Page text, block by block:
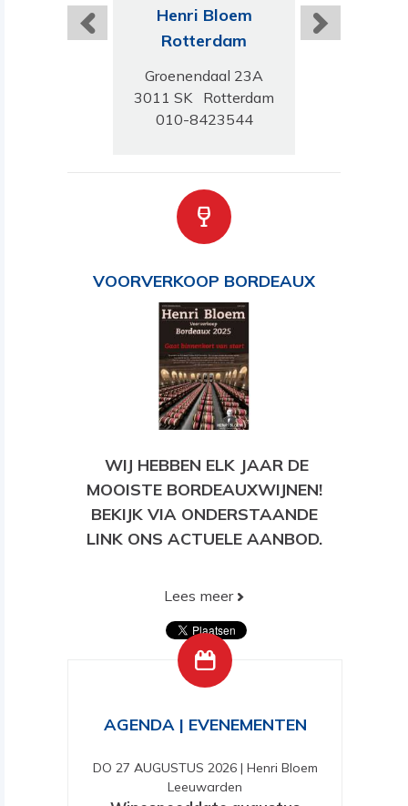
Henri Bloem
Rotterdam
Groenendaal 23A
3011 SK Rotterdam
010-8423544
Harts
VOORVERKOOP BORDEAUX
WIJ HEBBEN ELK JAAR DE
MOOISTE BORDEAUXWIJNEN!
BEKIJK VIA ONDERSTAANDE
LINK ONS ACTUELE AANBOD.
AANBOD!
Lees meer
AGENDA | EVENEMENTEN
DO 27 AUGUSTUS 2026| Henri Bloem
Leeuwarden